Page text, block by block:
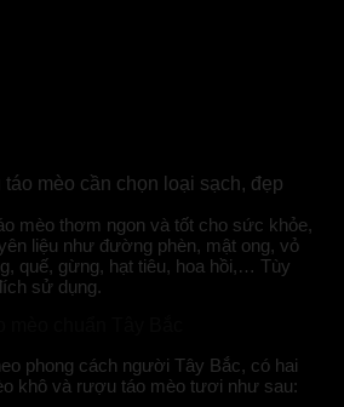
mèo cần chọn loại sạch, đẹp
mèo thơm ngon và tốt cho sức khỏe,
liệu như đường phèn, mật ong, vỏ
quế, gừng, hạt tiêu, hoa hồi,… Tùy
sử dụng.
phong cách người Tây Bắc, có hai
khô và rượu táo mèo tươi như sau: